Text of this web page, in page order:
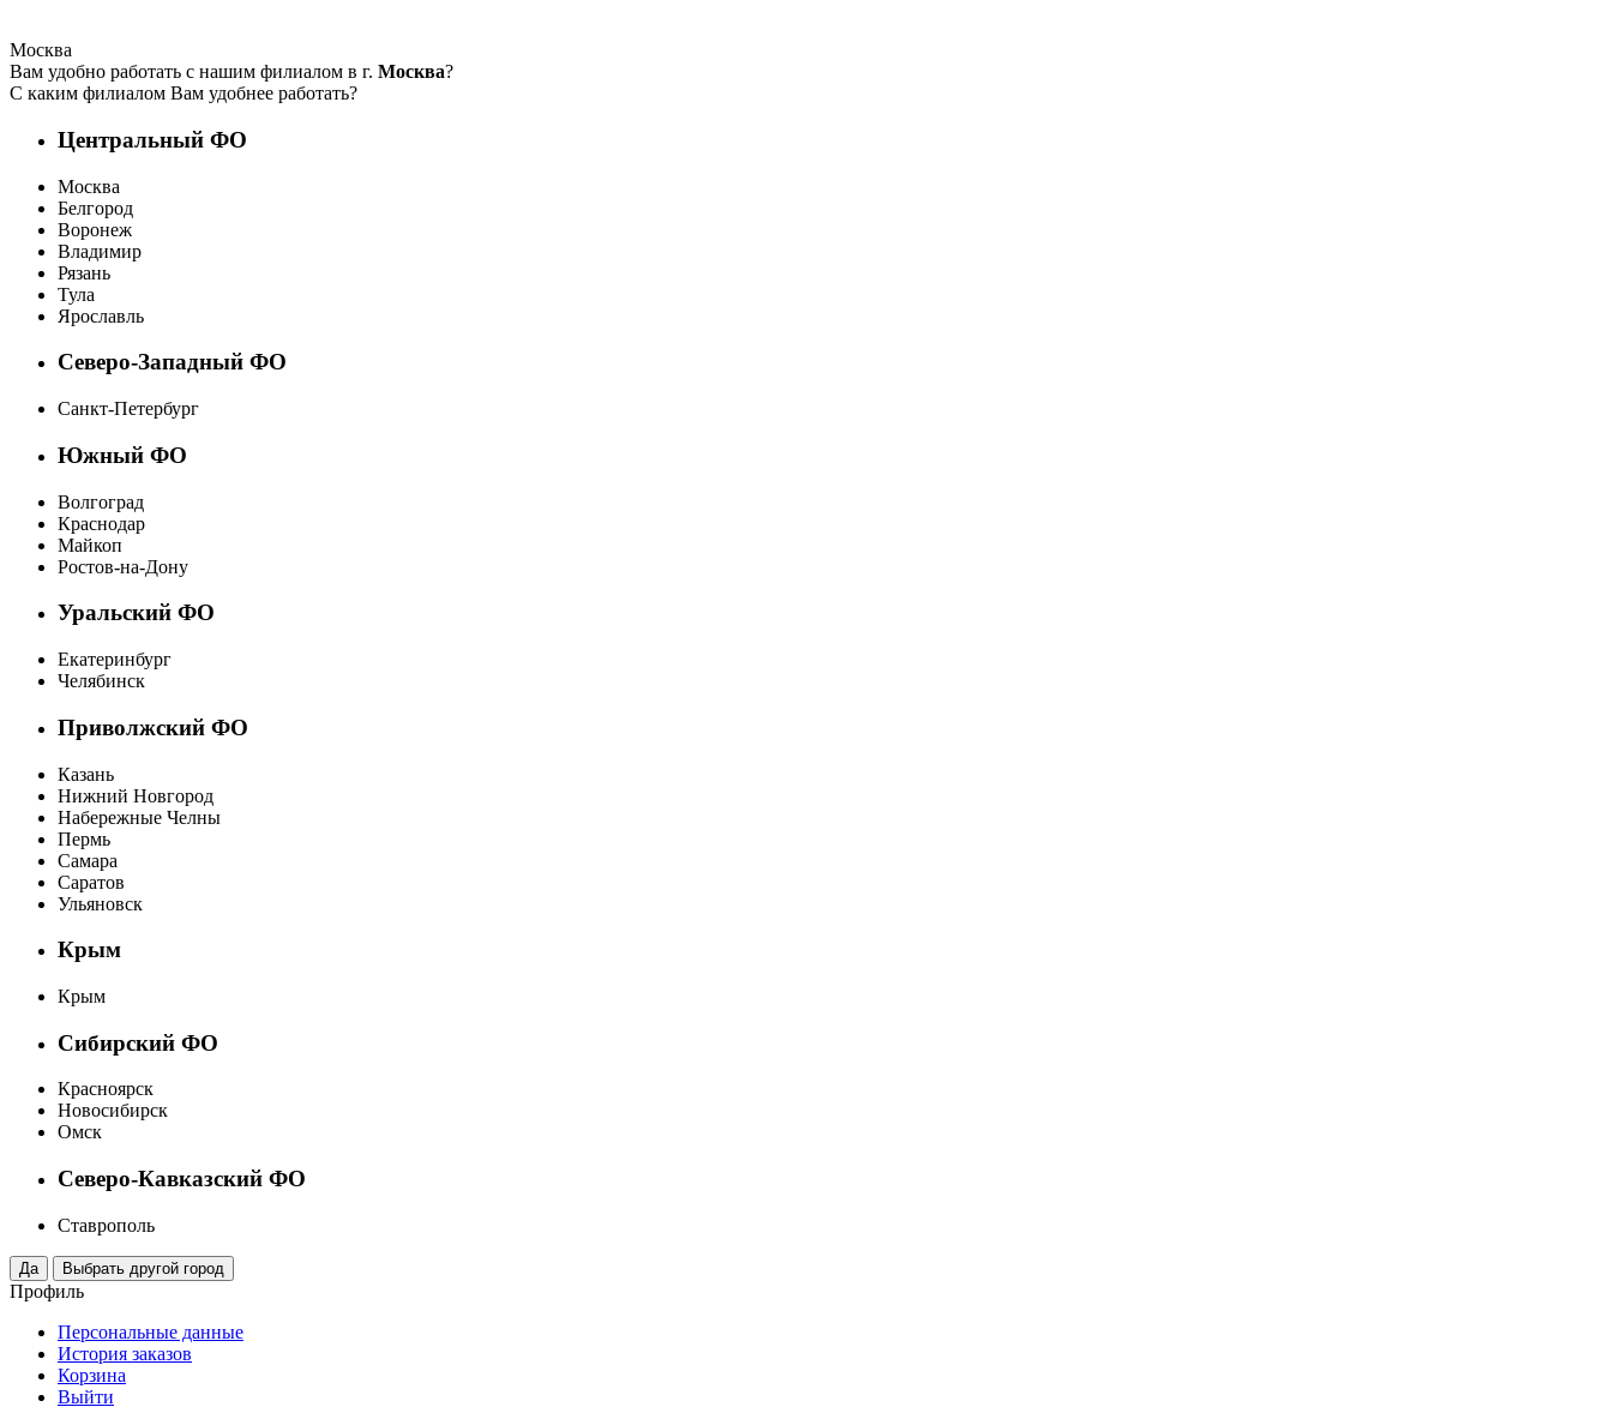
Москва
Вам удобно работать с нашим филиалом в г. Москва?
С каким филиалом Вам удобнее работать?
Центральный ФО
Москва
Белгород
Воронеж
Владимир
Рязань
Тула
Ярославль
Северо-Западный ФО
Санкт-Петербург
Южный ФО
Волгоград
Краснодар
Майкоп
Ростов-на-Дону
Уральский ФО
Екатеринбург
Челябинск
Приволжский ФО
Казань
Нижний Новгород
Набережные Челны
Пермь
Самара
Саратов
Ульяновск
Крым
Крым
Сибирский ФО
Красноярск
Новосибирск
Омск
Северо-Кавказский ФО
Ставрополь
Профиль
Персональные данные
История заказов
Корзина
Выйти